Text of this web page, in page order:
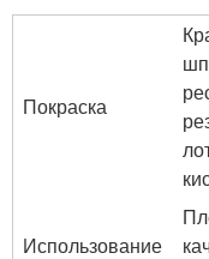
Покраска
Использование